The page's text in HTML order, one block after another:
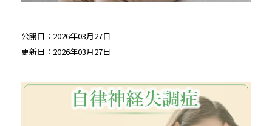
公開日：2026年03月27日
更新日：2026年03月27日